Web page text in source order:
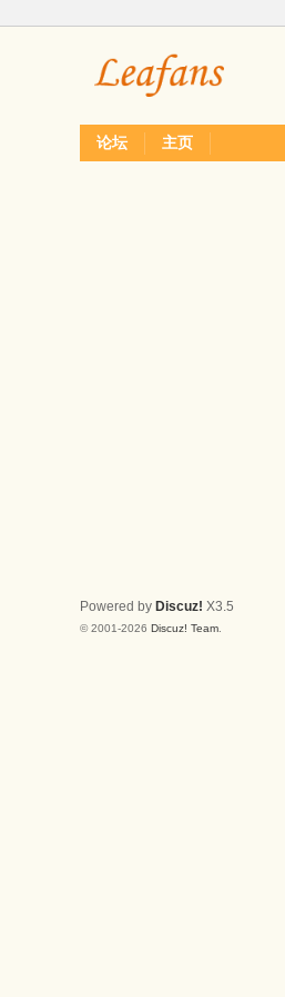
论坛 主页
Powered by Discuz! X3.5
© 2001-2026 Discuz! Team